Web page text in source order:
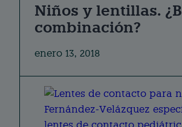
Niños y lentillas.
combinación?
enero 13, 2018